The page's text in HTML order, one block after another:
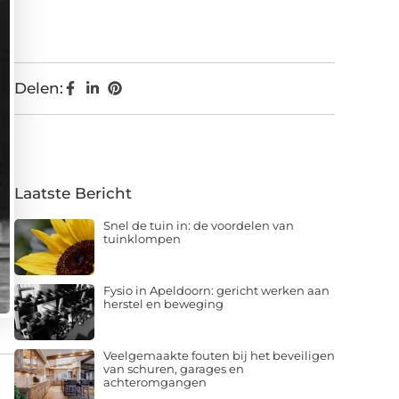
Delen:
Laatste Bericht
Snel de tuin in: de voordelen van
tuinklompen
Fysio in Apeldoorn: gericht werken aan
herstel en beweging
Veelgemaakte fouten bij het beveiligen
van schuren, garages en
achteromgangen